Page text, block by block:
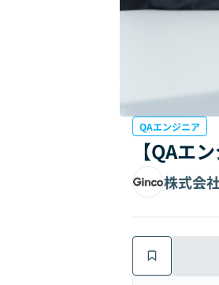
QAエンジニア
【QAエ
株式会